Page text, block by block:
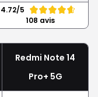
4.72/5
108 avis
Redmi Note 14
Pro+ 5G